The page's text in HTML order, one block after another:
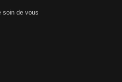
soin de vous